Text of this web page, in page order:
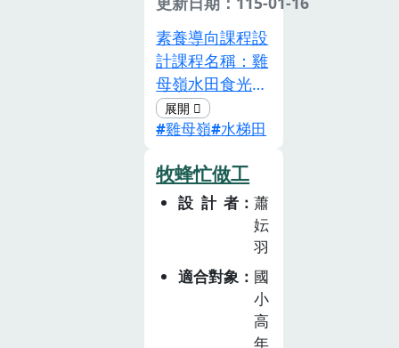
田燒墾、竹筒煮
飯與季節採集，
讓學生理解這些
智慧背後所蘊含
的尊重自然、順
應節氣、就地取
材的精神，培養
其文化理解與反
思力。本課程也
重視多感官參與
與動手實作，讓
學生不僅「聽」
魚多在船上現
煮，依大小分級
銷售，是金山漁
民夏季重要的生
計來源，如今金
山僅剩二艘蹦火
船，轉型以觀光
解說蹦火文化為
目的。二、教案
設計理念「蹦火
仔」是金山地區
珍貴的傳統捕魚
技法，更蘊含豐
學生也會設計一
些活動讓學生參
與，如：認識大
道公遊戲、演戲
給大道公看、創
意神豬比賽等活
方祭祀。故本課
程設計以淡水大
道公為學習主
軸，認識淡水大
如何以擲筊決定
新的爐主及漢人
之飲食文化「看
素養導向課程設
計課程名稱：雞
母嶺水田食光設
計理念以「遇見
雞母嶺」為教學
導覽及實作的課
程設計，讓學生
化、自然環境產
生連結，思考農
業生產與社會、
環境的關聯，感
受生活美學。過
雞母嶺 水梯田
牧蜂忙做工
設計者
蕭
妘
羽
適合對象
國
小
高
年